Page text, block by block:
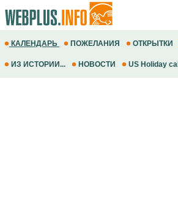
КАЛЕНДАРЬ ПОЖЕЛАНИЯ ОТКРЫТКИ
ИЗ ИСТОРИИ... НОВОСТИ US Holiday